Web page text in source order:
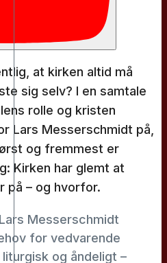
at kirken altid må
sig selv? I en samtale
rolle og kristen
Lars Messerschmidt på,
og fremmest er
Kirken har glemt at
på – og hvorfor.
Messerschmidt
for vedvarende
og åndeligt –